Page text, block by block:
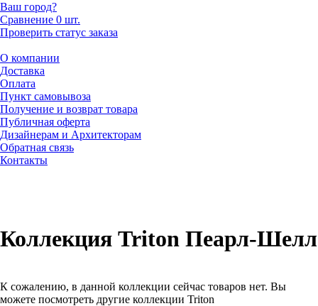
Ваш город?
Сравнение 0 шт.
Проверить статус заказа
О компании
Доставка
Оплата
Пункт самовывоза
Получение и возврат товара
Публичная оферта
Дизайнерам и Архитекторам
Обратная связь
Контакты
Коллекция Triton Пеарл-Шелл
К сожалению, в данной коллекции сейчас товаров нет. Вы
можете посмотреть другие коллекции Triton